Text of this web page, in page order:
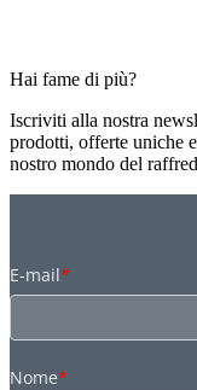
Hai fame di più?
Iscriviti alla nostra
prodotti, offerte uniche
nostro mondo del
E-mail*
Nome*